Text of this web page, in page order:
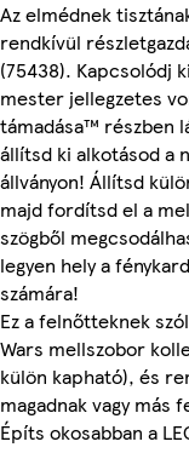
Az elmédnek
rendkívül
(75438). Kapcsolódj
mester jellegzetes
támadása™ részben
állítsd ki alkotásod a
állványon! Állítsd
majd fordítsd el a
szögből
legyen hely a
számára!
Ez a felnőtteknek
Wars mellszobor
külön kapható), és
magadnak vagy más
Építs okosabban a